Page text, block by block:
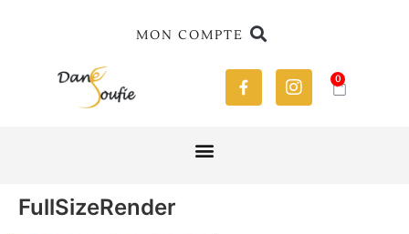
MON COMPTE
0
FullSizeRender